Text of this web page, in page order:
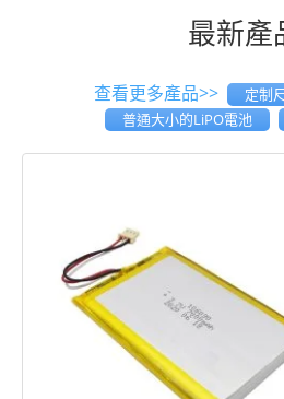
最新產
查看更多產品>>
定制
普通大小的LiPO電池